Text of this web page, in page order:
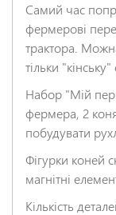
Самий час
фермерові
трактора.
тільки
Набор "Мій
фермера, 2
побудувати
Фігурки коней
магнітні
Кількість
Заголовок